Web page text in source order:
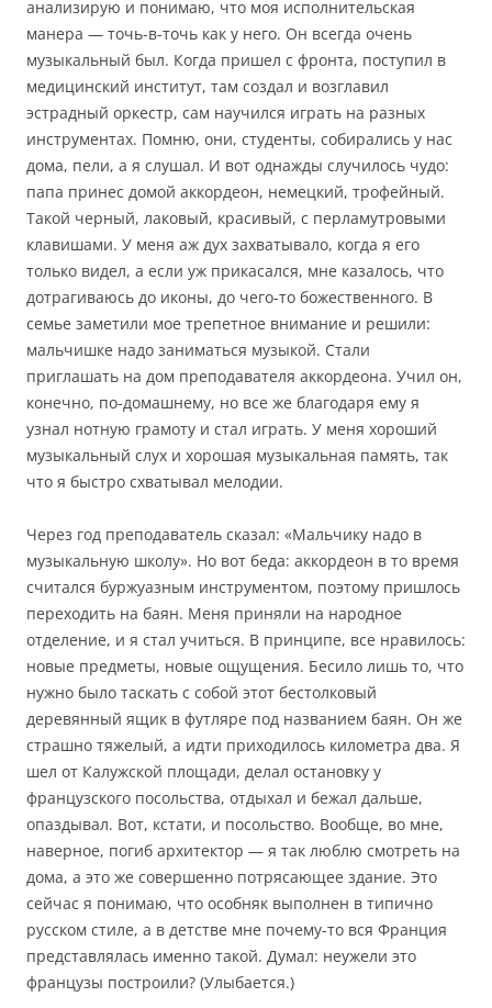
анализирую и понимаю, что моя исполнительская
манера — точь-в-точь как у него. Он всегда очень
музыкальный был. Когда пришел с фронта, поступил в
медицинский институт, там создал и возглавил
эстрадный оркестр, сам научился играть на разных
инструментах. Помню, они, студенты, собирались у нас
дома, пели, а я слушал. И вот однажды случилось чудо:
папа принес домой аккордеон, немецкий, трофейный.
Такой черный, лаковый, красивый, с перламутровыми
клавишами. У меня аж дух захватывало, когда я его
только видел, а если уж прикасался, мне казалось, что
дотрагиваюсь до иконы, до чего-то божественного. В
семье заметили мое трепетное внимание и решили:
мальчишке надо заниматься музыкой. Стали
приглашать на дом преподавателя аккордеона. Учил он,
конечно, по-домашнему, но все же благодаря ему я
узнал нотную грамоту и стал играть. У меня хороший
музыкальный слух и хорошая музыкальная память, так
что я быстро схватывал мелодии.
Через год преподаватель сказал: «Мальчику надо в
музыкальную школу». Но вот беда: аккордеон в то время
считался буржуазным инструментом, поэтому пришлось
переходить на баян. Меня приняли на народное
отделение, и я стал учиться. В принципе, все нравилось:
новые предметы, новые ощущения. Бесило лишь то, что
нужно было таскать с собой этот бестолковый
деревянный ящик в футляре под названием баян. Он же
страшно тяжелый, а идти приходилось километра два. Я
шел от Калужской площади, делал остановку у
французского посольства, отдыхал и бежал дальше,
опаздывал. Вот, кстати, и посольство. Вообще, во мне,
наверное, погиб архитектор — я так люблю смотреть на
дома, а это же совершенно потрясающее здание. Это
сейчас я понимаю, что особняк выполнен в типично
русском стиле, а в детстве мне почему-то вся Франция
представлялась именно такой. Думал: неужели это
французы построили? (Улыбается.)